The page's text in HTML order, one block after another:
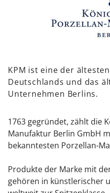
KPM ist eine der
Deutschlands und das
Unternehmen Berlins.
1763 gegründet, zählt die
Manufaktur Berlin GmbH
bekanntesten Porzellan-
Produkte der Marke mit
gehören in künstlerischer